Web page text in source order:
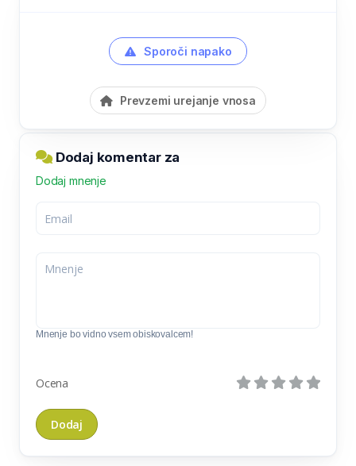
Sporoči napako
Prevzemi urejanje vnosa
Dodaj komentar za
Dodaj mnenje
Mnenje bo vidno vsem obiskovalcem!
Ocena